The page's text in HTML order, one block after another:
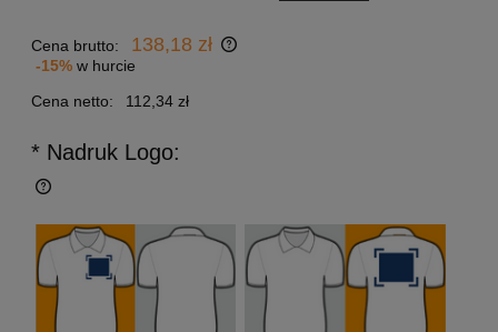
Cena brutto: 138,18 zł
-15% w hurcie
Cena netto:
112,34 zł
* Nadruk Logo: